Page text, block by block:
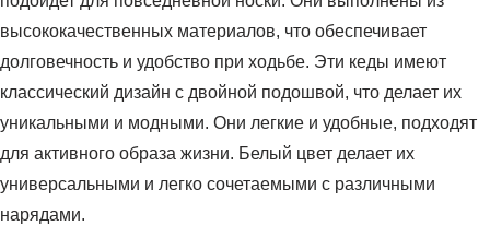
высококачественных материалов, что обеспечивает
долговечность и удобство при ходьбе. Эти кеды имеют
классический дизайн с двойной подошвой, что делает их
уникальными и модными. Они легкие и удобные, подходят
для активного образа жизни. Белый цвет делает их
универсальными и легко сочетаемыми с различными
нарядами.